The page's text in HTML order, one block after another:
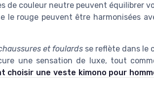
de couleur neutre peuvent équilibrer
le rouge peuvent être harmonisées
et foulards se reflète dans le
une sensation de luxe, tout
choisir une veste kimono pour